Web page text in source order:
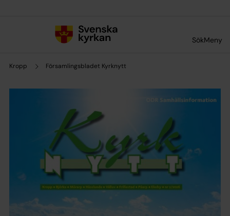
SökMeny
Kropp Församlingsbladet Kyrknytt